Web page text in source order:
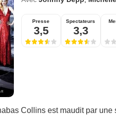
Presse
3,5
Spectateurs
3,3
Collins est maudit par une